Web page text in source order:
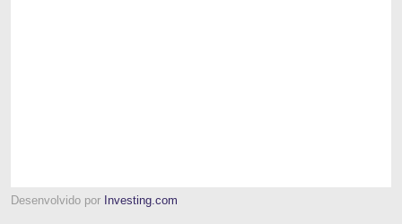
Desenvolvido por Investing.com